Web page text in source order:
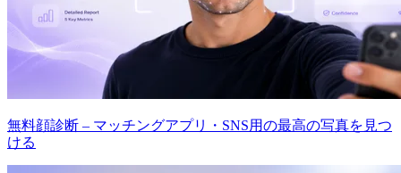
無料顔診断 – マッチングアプリ・SNS用の最高の写真を見つ
ける